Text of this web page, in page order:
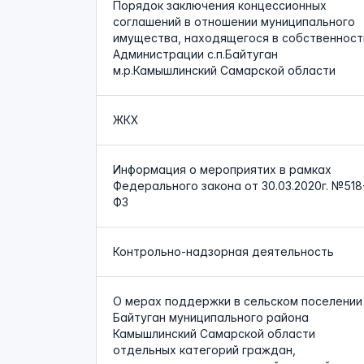
Порядок заключения концессионных
соглашений в отношении муниципального
имущества, находящегося в
Администрации с.п.Байтуган
м.р.Камышлинский Самарской области
ЖКХ
Информация о мероприятих в рамках
Федерального закона от 30.03.2020г.
ФЗ
Контрольно-надзорная деятельность
О мерах поддержки в сельском поселении
Байтуган муниципального района
Камышлинский Самарской области
отдельных категорий граждан,